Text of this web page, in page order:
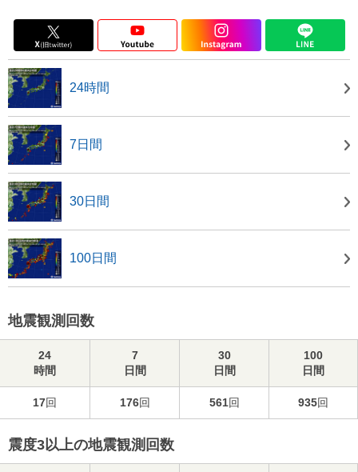
24時間
7日間
30日間
100日間
地震観測回数
24
時間
7
日間
30
日間
100
日間
17回 176回 561回 935回
震度3以上の地震観測回数